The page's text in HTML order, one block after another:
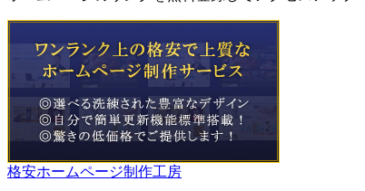
格安ホームページ制作工房